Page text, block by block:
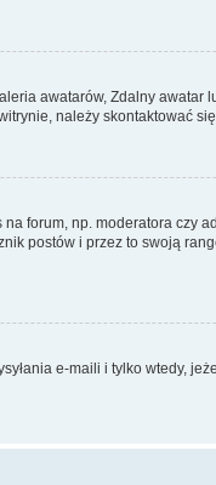
awatarów, Zdalny
należy skontaktować
forum, np. moderatora czy
postów i przez to swoją
e-maili i tylko wtedy,